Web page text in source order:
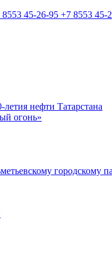
8553 45-26-95 +7 8553 45-
нефти Татарстана
огонь»
городскому